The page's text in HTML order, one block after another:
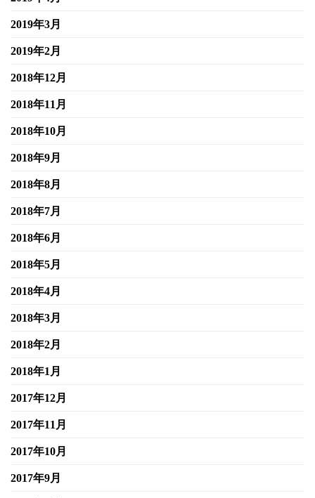
2019年3月
2019年2月
2018年12月
2018年11月
2018年10月
2018年9月
2018年8月
2018年7月
2018年6月
2018年5月
2018年4月
2018年3月
2018年2月
2018年1月
2017年12月
2017年11月
2017年10月
2017年9月